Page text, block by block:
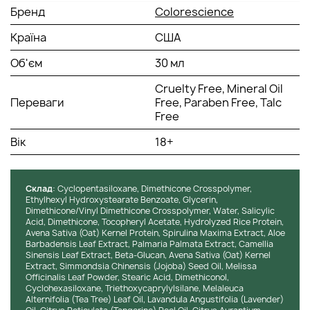
Бренд
Colorescience
Країна
США
Об'єм
30 мл
Переваги
Cruelty Free, Mineral Oil
Free, Paraben Free, Talc
Free
Вік
18+
Cклад: Cyclopentasiloxane, Dimethicone Crosspolymer,
Ethylhexyl Hydroxystearate Benzoate, Glycerin,
Dimethicone/Vinyl Dimethicone Crosspolymer, Water, Salicylic
Acid, Dimethicone, Tocopheryl Acetate, Hydrolyzed Rice Protein,
Avena Sativa (Oat) Kernel Protein, Spirulina Maxima Extract, Aloe
Barbadensis Leaf Extract, Palmaria Palmata Extract, Camellia
Sinensis Leaf Extract, Beta-Glucan, Avena Sativa (Oat) Kernel
Extract, Simmondsia Chinensis (Jojoba) Seed Oil, Melissa
Officinalis Leaf Powder, Stearic Acid, Dimethiconol,
Cyclohexasiloxane, Triethoxycaprylylsilane, Melaleuca
Alternifolia (Tea Tree) Leaf Oil, Lavandula Angustifolia (Lavender)